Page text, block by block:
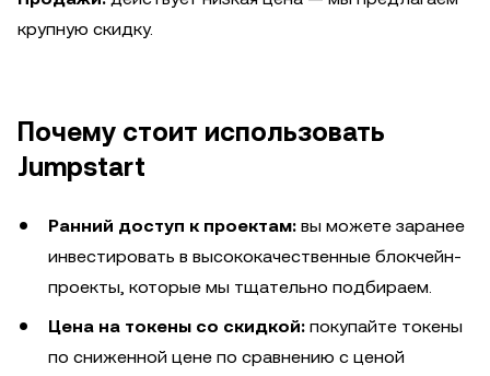
крупную скидку.
Почему стоит использовать
Jumpstart
Ранний доступ к проектам: вы можете заранее
инвестировать в высококачественные блокчейн-
проекты, которые мы тщательно подбираем.
Цена на токены со скидкой: покупайте токены
по сниженной цене по сравнению с ценой